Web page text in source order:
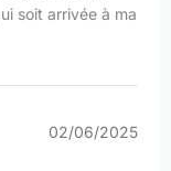
soit arrivée à ma
02/06/2025